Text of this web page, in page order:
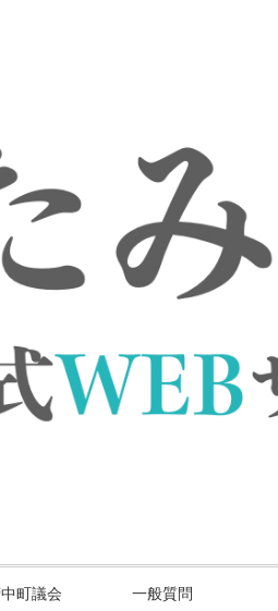
町議会 一般質問